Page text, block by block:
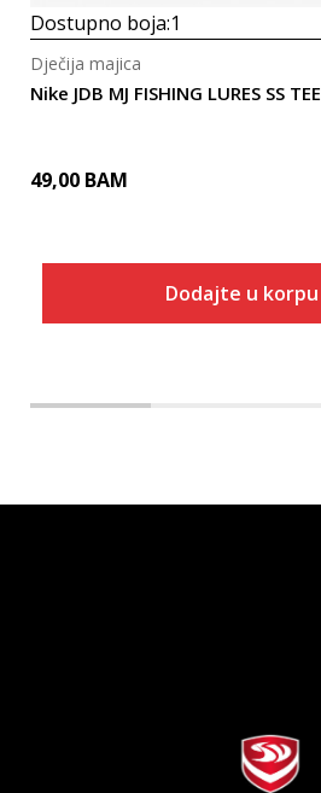
Dostupno boja:1
Nike JDB MJ FISHING LURES SS TEE
Dječija majica
49,00 BAM
Dodajte u korpu